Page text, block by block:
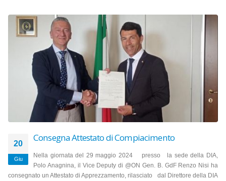
20
Giu
Consegna Attestato di Compiacimento
Nella giornata del 29 maggio 2024 presso la sede della DIA,
Polo Anagnina, il Vice Deputy di @ON Gen. B. GdF Renzo Nisi ha
consegnato un Attestato di Apprezzamento, rilasciato dal Direttore della DIA